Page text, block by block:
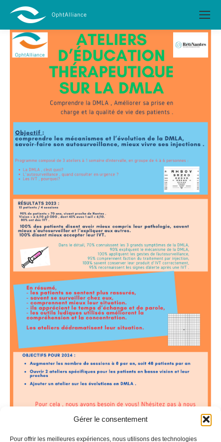
Gérer le consentement
Pour offrir les meilleures expériences, nous utilisons des technologies